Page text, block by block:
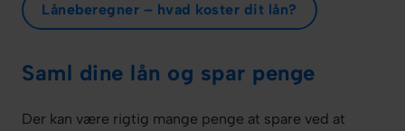
Låneberegner – hvad koster dit lån?
Saml dine lån og spar penge
Der kan være rigtig mange penge at spare ved at